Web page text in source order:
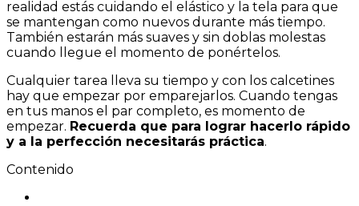
realidad estás cuidando el elástico y la tela para que
se mantengan como nuevos durante más tiempo.
También estarán más suaves y sin doblas molestas
cuando llegue el momento de ponértelos.
Cualquier tarea lleva su tiempo y con los calcetines
hay que empezar por emparejarlos. Cuando tengas
en tus manos el par completo, es momento de
empezar. Recuerda que para lograr hacerlo rápido
y a la perfección necesitarás práctica.
Contenido